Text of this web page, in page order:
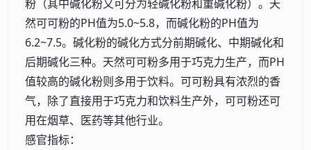
粉（其中碱化粉又可分为轻碱化粉和重碱化粉）。天
然可可粉的PH值为5.0~5.8，而碱化粉的PH值为
6.2~7.5。碱化粉的碱化方式分前期碱化、中期碱化和
后期碱化三种。天然可可粉多用于巧克力生产，而PH
值较高的碱化粉则多用于饮料。可可粉具有浓烈的香
气，除了直接用于巧克力和饮料生产外，可可粉还可
用在烟草、医药等其他行业。
感官指标：